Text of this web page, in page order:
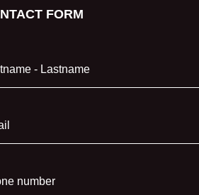
FORM
- Lastname
number